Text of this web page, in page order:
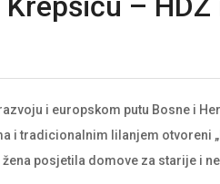
i europskom putu Bosne i
i tradicionalnim lilanjem otvoreni
posjetila domove za starije i